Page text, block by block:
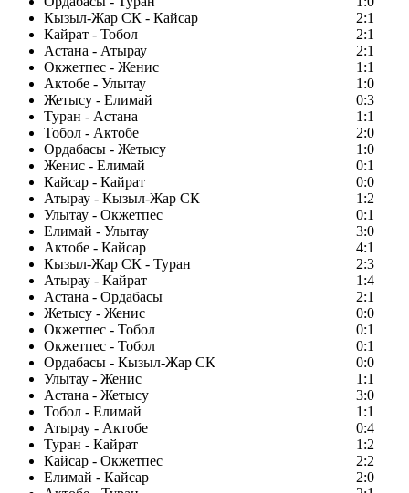
Кызыл-Жар СК - Кайсар
2:1
Кайрат - Тобол
2:1
Астана - Атырау
2:1
Окжетпес - Женис
1:1
Актобе - Улытау
1:0
Жетысу - Елимай
0:3
Туран - Астана
1:1
Тобол - Актобе
2:0
Ордабасы - Жетысу
1:0
Женис - Елимай
0:1
Кайсар - Кайрат
0:0
Атырау - Кызыл-Жар СК
1:2
Улытау - Окжетпес
0:1
Елимай - Улытау
3:0
Актобе - Кайсар
4:1
Кызыл-Жар СК - Туран
2:3
Атырау - Кайрат
1:4
Астана - Ордабасы
2:1
Жетысу - Женис
0:0
Окжетпес - Тобол
0:1
Окжетпес - Тобол
0:1
Ордабасы - Кызыл-Жар СК
0:0
Улытау - Женис
1:1
Астана - Жетысу
3:0
Тобол - Елимай
1:1
Атырау - Актобе
0:4
Туран - Кайрат
1:2
Кайсар - Окжетпес
2:2
Елимай - Кайсар
2:0